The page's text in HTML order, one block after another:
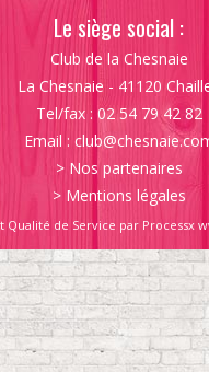
Le siège social :
Club de la Chesnaie
La Chesnaie - 41120
Tel/fax : 02 54 79 42 82
Email :
> Nos partenaires
> Mentions légales
de Service par Processx